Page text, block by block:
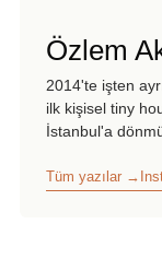
Özlem
2014'te işten
ilk kişisel tiny
İstanbul'a
Tüm yazılar →